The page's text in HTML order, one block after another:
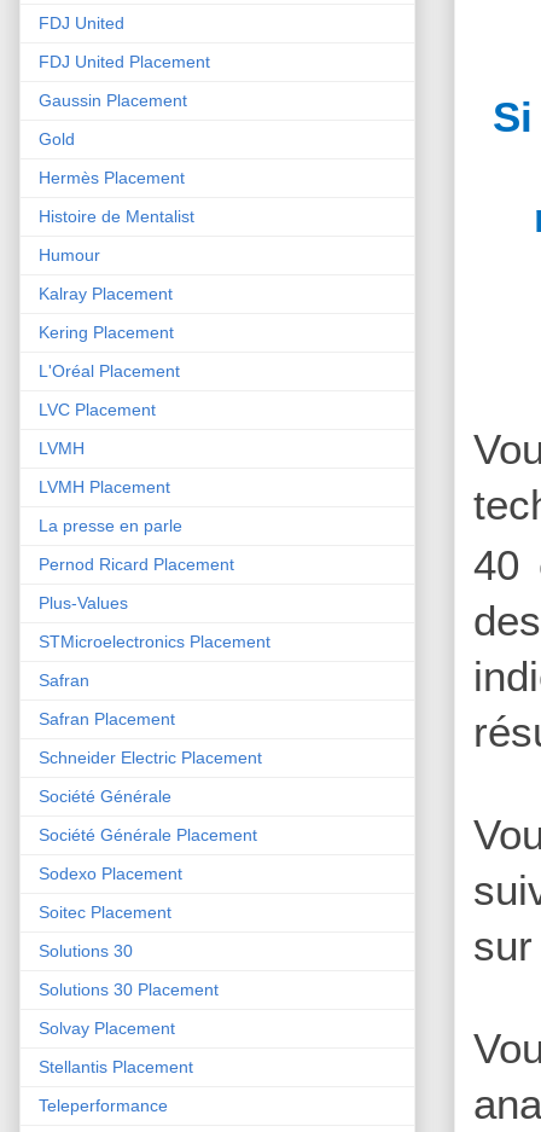
40
FDJ United
FDJ United Placement
Gaussin Placement
Gold
Hermès Placement
Histoire de Mentalist
Humour
Kalray Placement
Kering Placement
L'Oréal Placement
LVC Placement
LVMH
LVMH Placement
La presse en parle
Pernod Ricard Placement
Plus-Values
STMicroelectronics Placement
Safran
Safran Placement
Schneider Electric Placement
Société Générale
Société Générale Placement
Sodexo Placement
Soitec Placement
Solutions 30
Solutions 30 Placement
Solvay Placement
Stellantis Placement
Teleperformance